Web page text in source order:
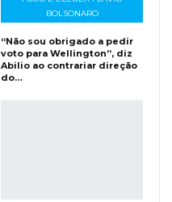
BOLSONARO
“Não sou obrigado a pedir
voto para Wellington”, diz
Abilio ao contrariar direção
do…